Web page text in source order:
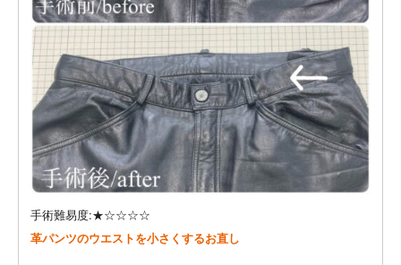
手術難易度:★☆☆☆☆
革パンツのウエストを小さくするお直し